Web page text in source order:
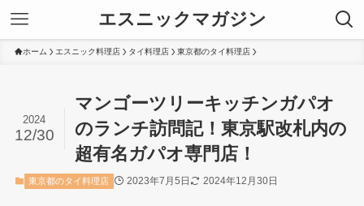
エスニックマガジン
ホーム エスニック料理店 タイ料理店 東京都のタイ料理店
マンゴーツリーキッチンガパオ
のランチ訪問記！東京駅改札内の
超有名ガパオ専門店！
2024
12/30
東京都のタイ料理店 2023年7月5日 2024年12月30日